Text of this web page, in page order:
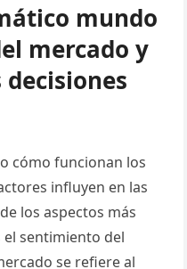
mundo
mercado y
cómo funcionan los
influyen en las
los aspectos más
sentimiento del
se refiere al